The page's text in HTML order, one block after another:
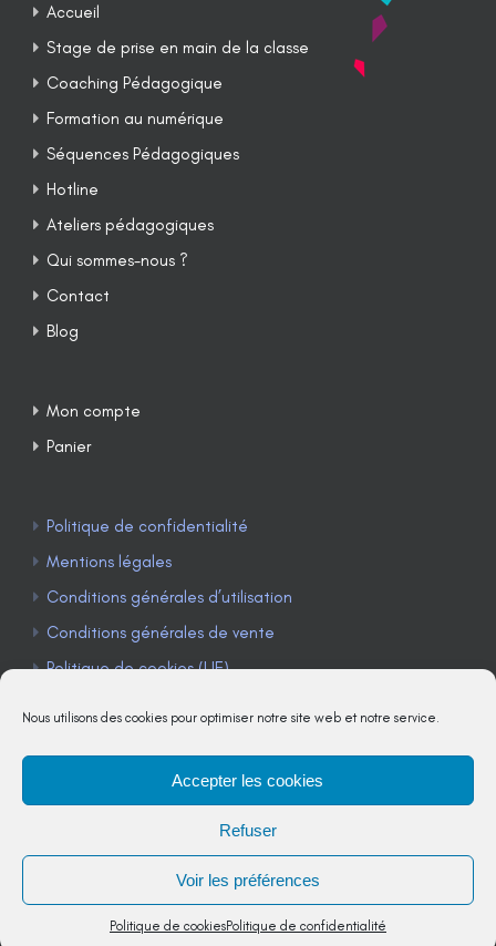
Nous utilisons des cookies pour optimiser notre site web et notre service.
Accepter les cookies
Refuser
Voir les préférences
Politique de cookiesPolitique de confidentialité
Accueil
Stage de prise en main de la classe
Coaching Pédagogique
Formation au numérique
Séquences Pédagogiques
Hotline
Ateliers pédagogiques
Qui sommes-nous ?
Contact
Blog
Mon compte
Panier
Politique de confidentialité
Mentions légales
Conditions générales d’utilisation
Conditions générales de vente
Politique de cookies (UE)
TÉLÉPHONE : 04 90 85 22 98